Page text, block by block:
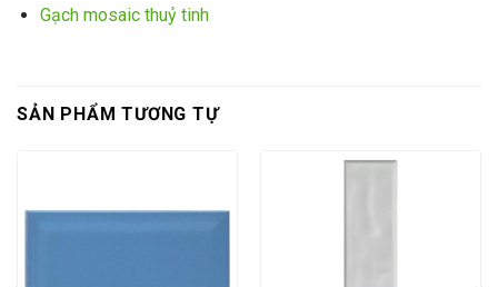
Gạch mosaic thuỷ tinh
SẢN PHẨM TƯƠNG TỰ